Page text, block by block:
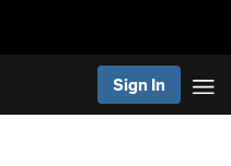
Sign In